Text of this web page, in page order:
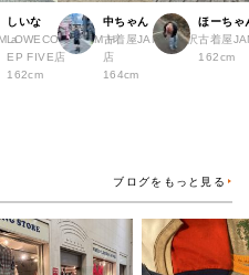
a
しいな
LOWECO by JAM H
EP FIVE店
162cm
中ちゃん
古着屋JAM 下北沢
店
164cm
ほーちゃ
古着屋
162cm
ブログをもっと見る